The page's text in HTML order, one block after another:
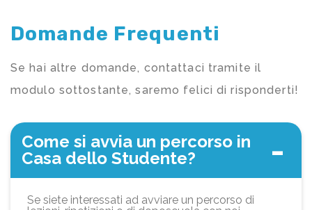
Domande Frequenti
Se hai altre domande, contattaci tramite il
modulo sottostante, saremo felici di risponderti!
Come si avvia un percorso in
Casa dello Studente?
Se siete interessati ad avviare un percorso di